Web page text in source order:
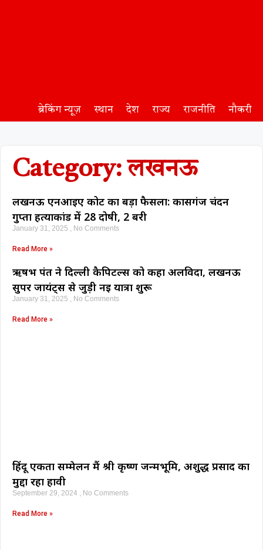
ब्रेकिंग न्यूज़ स्थान देश राज्य राजनीति नौकरी
Category: लखनऊ
लखनऊ एनआईए कोर्ट का बड़ा फैसला: कासगंज चंदन
गुप्ता हत्याकांड में 28 दोषी, 2 बरी
January 31, 2025 No Comments
Read More »
ऋषभ पंत ने दिल्ली कैपिटल्स को कहा अलविदा, लखनऊ
सुपर जायंट्स से जुड़ी नई यात्रा शुरू
January 31, 2025 No Comments
Read More »
हिंदू एकता सम्मेलन मैं श्री कृष्ण जन्मभूमि, अशुद्ध प्रसाद का
मुद्दा रहा हावी
September 29, 2024 No Comments
Read More »